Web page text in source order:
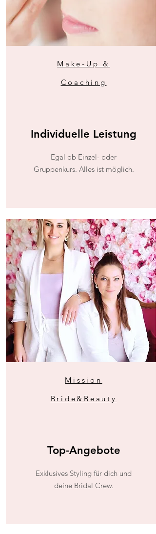
Make-Up &
Coaching
Individuelle Leistung
Egal ob Einzel- oder
Gruppenkurs. Alles ist möglich.
Mission
Bride&Beauty
Top-Angebote
Exklusives Styling für dich und
deine Bridal Crew.